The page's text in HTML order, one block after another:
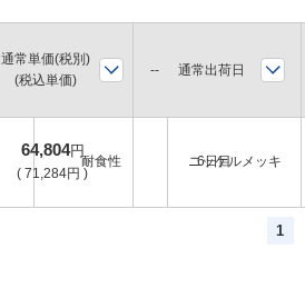
環境 表面処理
耐食性 ニッケルメッキ
通常単価(税別)
(税込単価)
通常出荷日
64,804円
( 71,284円 )
6日目
1